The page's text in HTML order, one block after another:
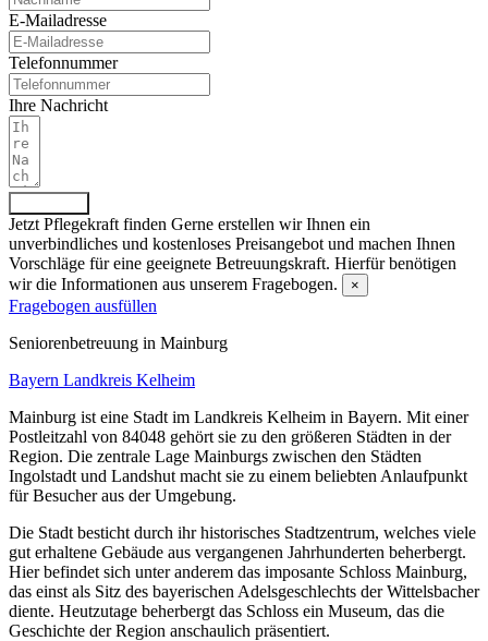
E-Mailadresse
Telefonnummer
Ihre Nachricht
Jetzt Pflegekraft finden Gerne erstellen wir Ihnen ein
unverbindliches und kostenloses Preisangebot und machen Ihnen
Vorschläge für eine geeignete Betreuungskraft. Hierfür benötigen
wir die Informationen aus unserem Fragebogen.
×
Fragebogen ausfüllen
Senioren­betreuung in Mainburg
Bayern Landkreis Kelheim
Mainburg ist eine Stadt im Landkreis Kelheim in Bayern. Mit einer
Postleitzahl von 84048 gehört sie zu den größeren Städten in der
Region. Die zentrale Lage Mainburgs zwischen den Städten
Ingolstadt und Landshut macht sie zu einem beliebten Anlaufpunkt
für Besucher aus der Umgebung.
Die Stadt besticht durch ihr historisches Stadtzentrum, welches viele
gut erhaltene Gebäude aus vergangenen Jahrhunderten beherbergt.
Hier befindet sich unter anderem das imposante Schloss Mainburg,
das einst als Sitz des bayerischen Adelsgeschlechts der Wittelsbacher
diente. Heutzutage beherbergt das Schloss ein Museum, das die
Geschichte der Region anschaulich präsentiert.